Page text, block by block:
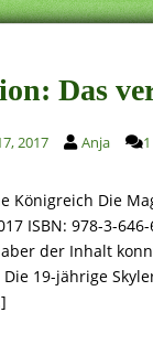
Das
2017 Anja
Königreich Die
ISBN: 978-3-
aber der Inhalt
19-jährige